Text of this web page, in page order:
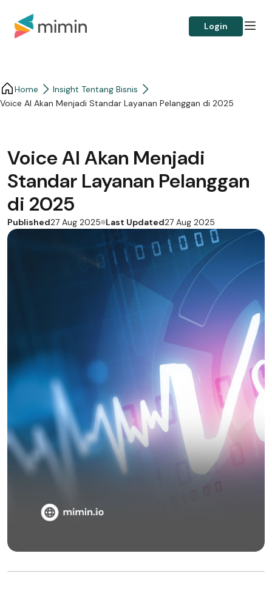
Login
Home
Insight Tentang Bisnis
Voice AI Akan Menjadi Standar Layanan Pelanggan di 2025
Voice AI Akan Menjadi
Standar Layanan Pelanggan
di 2025
Published27 Aug 2025 Last Updated27 Aug 2025